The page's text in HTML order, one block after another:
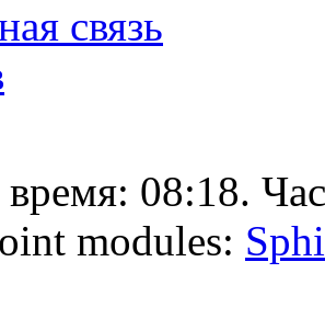
связь
08:18.
modules: